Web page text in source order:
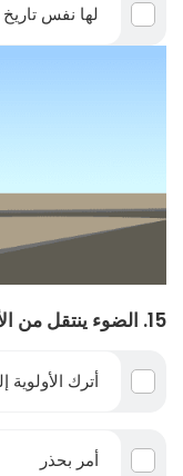
لها نفس
15. الضوء ينتقل من الأخضر إلى البرتقالي :
أترك الأولوية
أمر بحذر